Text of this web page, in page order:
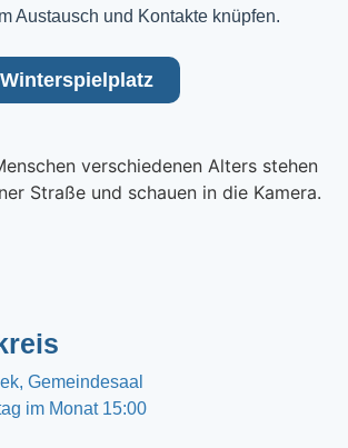
Austausch und Kontakte knüpfen.
Gemeindesaal
im Monat 15:00